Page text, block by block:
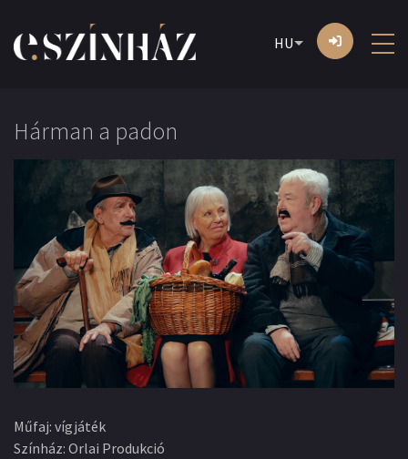
HU
Hárman a padon
Műfaj: vígjáték
Színház: Orlai Produkció